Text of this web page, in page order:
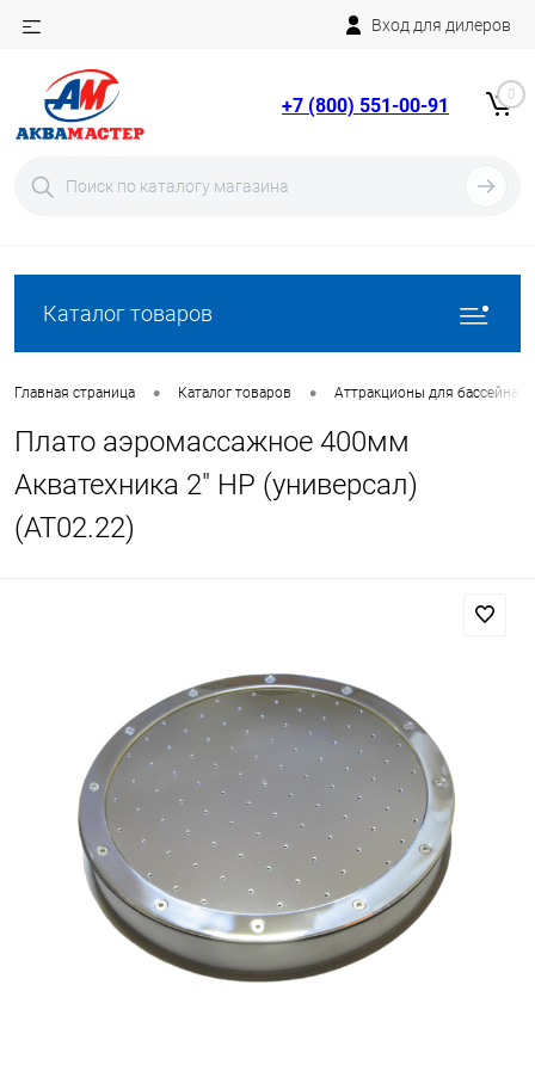
Вход для дилеров
+7 (800) 551-00-91 0
Каталог товаров
Главная страница • Каталог товаров • Аттракционы для бассейна
Плато аэромассажное 400мм
Акватехника 2" НР (универсал)
(AT02.22)